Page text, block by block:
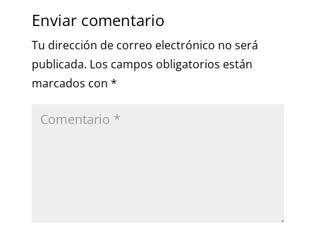
Enviar comentario
Tu dirección de correo electrónico no será
publicada. Los campos obligatorios están
marcados con *